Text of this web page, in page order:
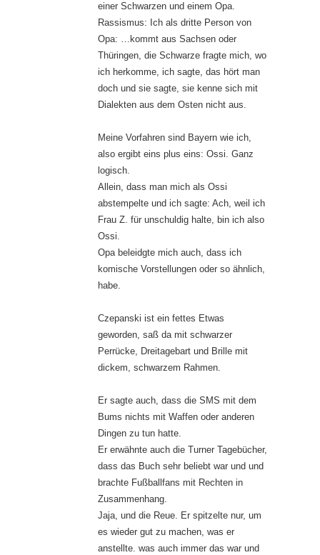
einer Schwarzen und einem Opa.
Rassismus: Ich als dritte Person von
Opa: …kommt aus Sachsen oder
Thüringen, die Schwarze fragte mich, wo
ich herkomme, ich sagte, das hört man
doch und sie sagte, sie kenne sich mit
Dialekten aus dem Osten nicht aus.
Meine Vorfahren sind Bayern wie ich,
also ergibt eins plus eins: Ossi. Ganz
logisch.
Allein, dass man mich als Ossi
abstempelte und ich sagte: Ach, weil ich
Frau Z. für unschuldig halte, bin ich also
Ossi.
Opa beleidgte mich auch, dass ich
komische Vorstellungen oder so ähnlich,
habe.
Czepanski ist ein fettes Etwas
geworden, saß da mit schwarzer
Perrücke, Dreitagebart und Brille mit
dickem, schwarzem Rahmen.
Er sagte auch, dass die SMS mit dem
Bums nichts mit Waffen oder anderen
Dingen zu tun hatte.
Er erwähnte auch die Turner Tagebücher,
dass das Buch sehr beliebt war und und
brachte Fußballfans mit Rechten in
Zusammenhang.
Jaja, und die Reue. Er spitzelte nur, um
es wieder gut zu machen, was er
anstellte. was auch immer das war und